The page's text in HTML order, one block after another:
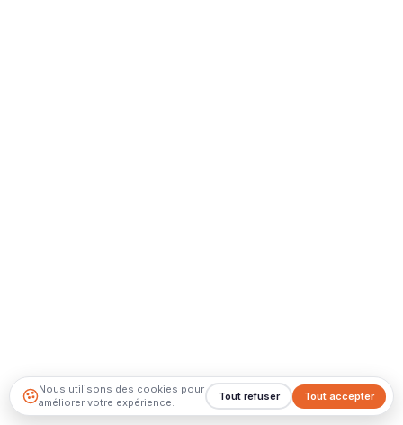
Nous utilisons des cookies pour
améliorer votre expérience.
Tout accepter
Tout refuser